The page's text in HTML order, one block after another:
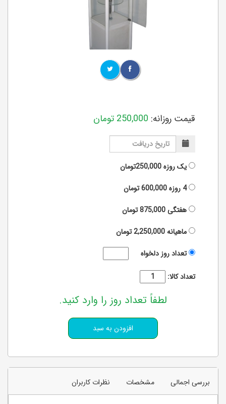
قیمت روزانه: 250,000 تومان
یک روزه250,000تومان
4 روزه
600,000تومان
هفتگی875,000تومان
ماهیانه2,250,000تومان
تعداد روز دلخواه
تعداد کالا:
لطفاً تعداد روز را وارد کنید.
بررسی اجمالی مشخصات نظرات کاربران